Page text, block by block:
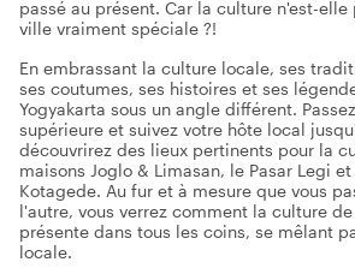
passé au présent. Car la culture n'est-
ville vraiment spéciale ?!
En embrassant la culture locale, ses
ses coutumes, ses histoires et ses
Yogyakarta sous un angle différent.
supérieure et suivez votre hôte local
découvrirez des lieux pertinents pour la
maisons Joglo & Limasan, le Pasar Legi
Kotagede. Au fur et à mesure que vous
l'autre, vous verrez comment la culture
présente dans tous les coins, se mêlant
locale.